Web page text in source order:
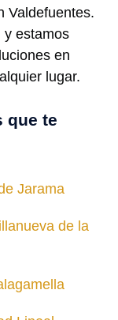
Valdefuentes.
y estamos
en
lugar.
que te
Jarama
de la